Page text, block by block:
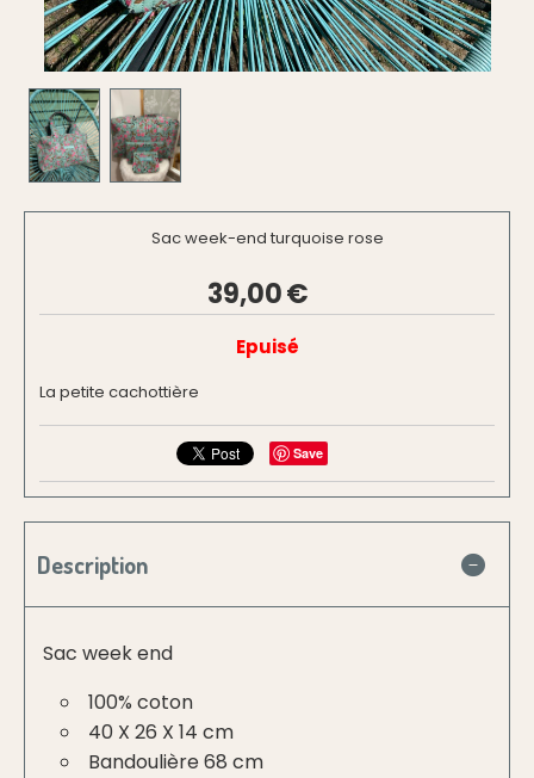
Sac week-end turquoise rose
39,00€
Epuisé
La petite cachottière
Save
Description
Sac week end
100% coton
40 X 26 X 14 cm
Bandoulière 68 cm